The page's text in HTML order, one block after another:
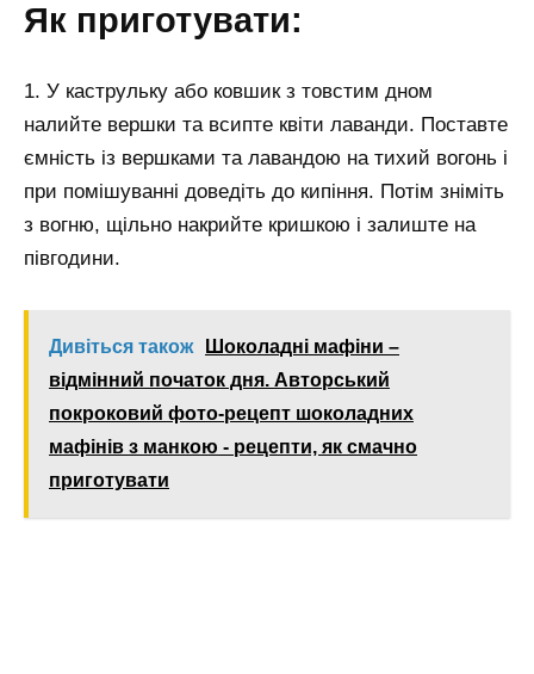
Як приготувати:
1. У каструльку або ковшик з товстим дном
налийте вершки та всипте квіти лаванди. Поставте
ємність із вершками та лавандою на тихий вогонь і
при помішуванні доведіть до кипіння. Потім зніміть
з вогню, щільно накрийте кришкою і залиште на
півгодини.
Дивіться також
Шоколадні мафіни –
відмінний початок дня. Авторський
покроковий фото-рецепт шоколадних
мафінів з манкою - рецепти, як смачно
приготувати